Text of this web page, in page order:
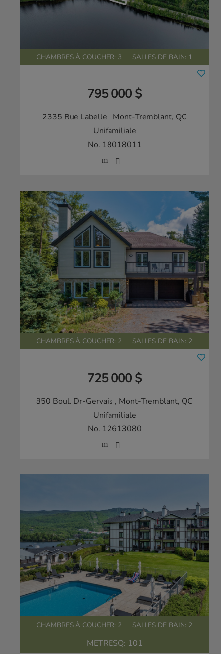
CHAMBRES À COUCHER: 3 SALLES DE BAIN: 1
795 000 $
2335 Rue Labelle , Mont-Tremblant, QC
Unifamiliale
No. 18018011
CHAMBRES À COUCHER: 2 SALLES DE BAIN: 2
725 000 $
850 Boul. Dr-Gervais , Mont-Tremblant, QC
Unifamiliale
No. 12613080
CHAMBRES À COUCHER: 2 SALLES DE BAIN: 2
METRESQ: 101